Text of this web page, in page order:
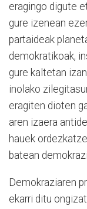
eragingo digute
gure izenean
partaideak
demokratikoak,
gure kaltetan
inolako
eragiten dioten
aren izaera
hauek
batean
Demokraziaren
ekarri ditu